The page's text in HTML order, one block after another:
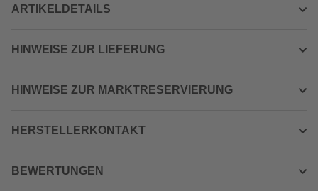
ARTIKELDETAILS
HINWEISE ZUR LIEFERUNG
HINWEISE ZUR MARKTRESERVIERUNG
HERSTELLERKONTAKT
BEWERTUNGEN